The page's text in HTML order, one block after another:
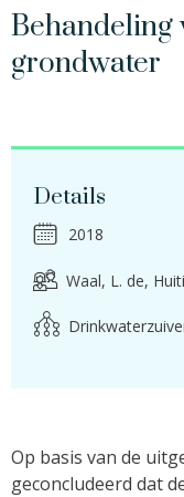
Behandeling
grondwater
Details
2018
Waal, L. de
Op basis van de
geconcludeerd dat